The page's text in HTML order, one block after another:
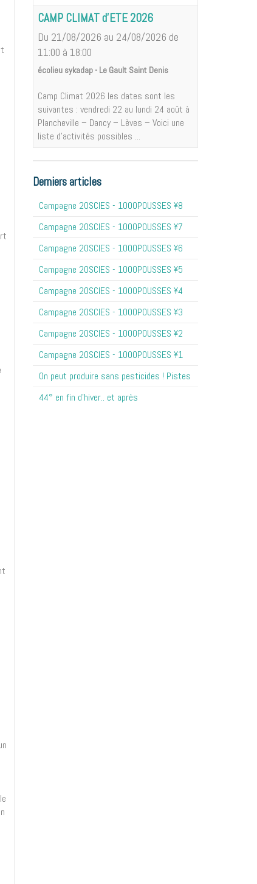
CAMP CLIMAT d'ETE 2026
Du 21/08/2026 au 24/08/2026 de
11:00 à 18:00
écolieu sykadap - Le Gault Saint Denis
Camp Climat 2026 les dates sont les
suivantes : vendredi 22 au lundi 24 août à
Plancheville – Dancy – Lèves – Voici une
liste d'activités possibles ...
Derniers articles
Campagne 20SCIES - 1OOOPOUSSES ¥8
Campagne 20SCIES - 1OOOPOUSSES ¥7
Campagne 20SCIES - 1OOOPOUSSES ¥6
Campagne 20SCIES - 1OOOPOUSSES ¥5
Campagne 20SCIES - 1OOOPOUSSES ¥4
Campagne 20SCIES - 1OOOPOUSSES ¥3
Campagne 20SCIES - 1OOOPOUSSES ¥2
Campagne 20SCIES - 1OOOPOUSSES ¥1
On peut produire sans pesticides ! Pistes
44° en fin d'hiver.. et après